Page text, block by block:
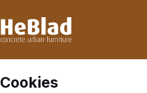
wir von Woche 31 bis Woche
Cookies
mehr als 30.000 Produkten